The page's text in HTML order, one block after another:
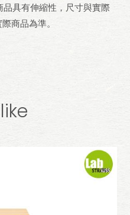
具有伸縮性，尺寸與實際
商品為準。